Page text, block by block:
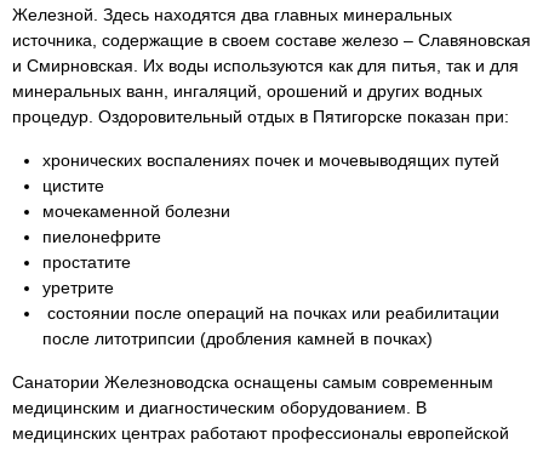
Железной. Здесь находятся два главных минеральных
источника, содержащие в своем составе железо – Славяновская
и Смирновская. Их воды используются как для питья, так и для
минеральных ванн, ингаляций, орошений и других водных
процедур. Оздоровительный отдых в Пятигорске показан при:
хронических воспалениях почек и мочевыводящих путей
цистите
мочекаменной болезни
пиелонефрите
простатите
уретрите
состоянии после операций на почках или реабилитации
после литотрипсии (дробления камней в почках)
Санатории Железноводска оснащены самым современным
медицинским и диагностическим оборудованием. В
медицинских центрах работают профессионалы европейской